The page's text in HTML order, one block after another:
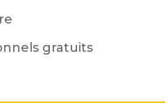
gratuits